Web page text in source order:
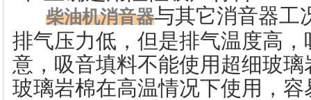
柴油机消音器与其它消音器工
排气压力低，但是排气温度高
意，吸音填料不能使用超细玻
玻璃岩棉在高温情况下使用，